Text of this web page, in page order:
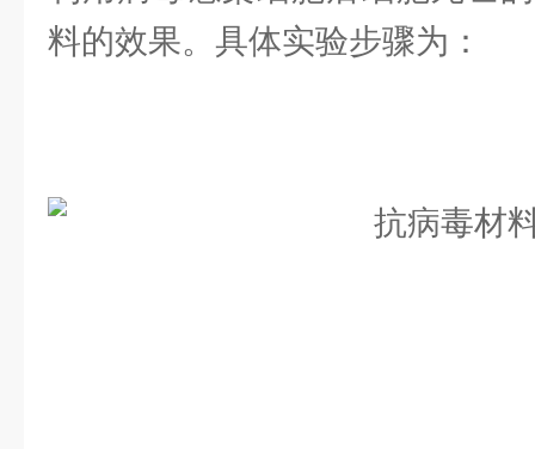
料的效果。具体实验步骤为：